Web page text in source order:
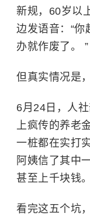
新规，60岁以
边发语音：“你
办就作废了。 ”
但真实情况是
6月24日，人
上疯传的养老
一桩都在实打
阿姨信了其中
甚至上千块钱。
看完这五个坑